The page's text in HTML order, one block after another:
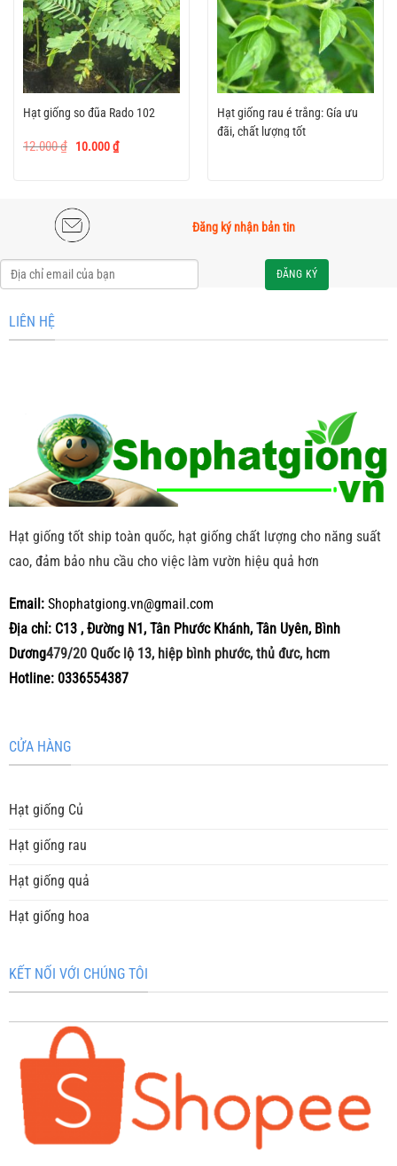
Hạt giống so đũa Rado 102
12.000₫
Giá
gốc
10.000₫Giá
hiện
Hạt giống rau é trắng: Gía ưu
đãi, chất lượng tốt
Đăng ký nhận bản tin
LIÊN HỆ
Hạt giống tốt ship toàn quốc, hạt giống chất lượng cho năng suất
cao, đảm bảo nhu cầu cho việc làm vườn hiệu quả hơn
Email: Shophatgiong.vn@gmail.com
Địa chỉ: C13 , Đường N1, Tân Phước Khánh, Tân Uyên, Bình
Dương479/20 Quốc lộ 13, hiệp bình phước, thủ đưc, hcm
Hotline: 0336554387
CỬA HÀNG
Hạt giống Củ
Hạt giống rau
Hạt giống quả
Hạt giống hoa
KẾT NỐI VỚI CHÚNG TÔI